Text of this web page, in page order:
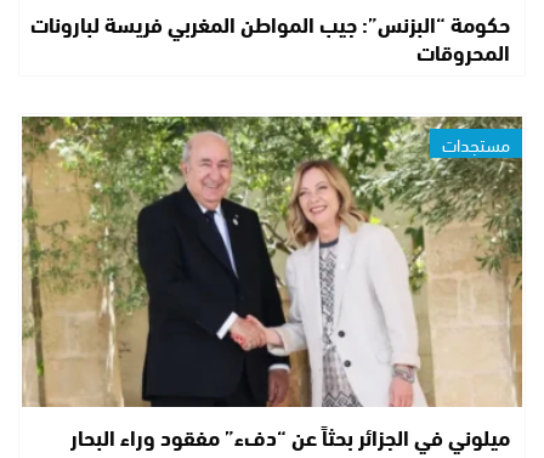
حكومة “البزنس”: جيب المواطن المغربي فريسة لبارونات
المحروقات
مستجدات
ميلوني في الجزائر بحثاً عن “دفء” مفقود وراء البحار